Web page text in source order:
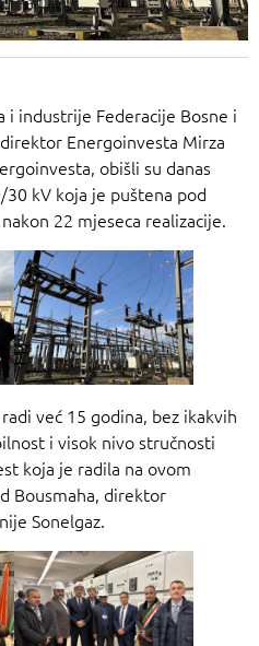
industrije Federacije Bosne i
Energoinvesta Mirza
obišli su danas
kV koja je puštena pod
22 mjeseca realizacije.
već 15 godina, bez ikakvih
i visok nivo stručnosti
koja je radila na ovom
Bousmaha, direktor
Sonelgaz.